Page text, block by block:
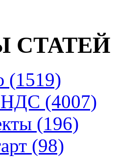
СТАТЕЙ
(1519)
(4007)
(196)
(98)